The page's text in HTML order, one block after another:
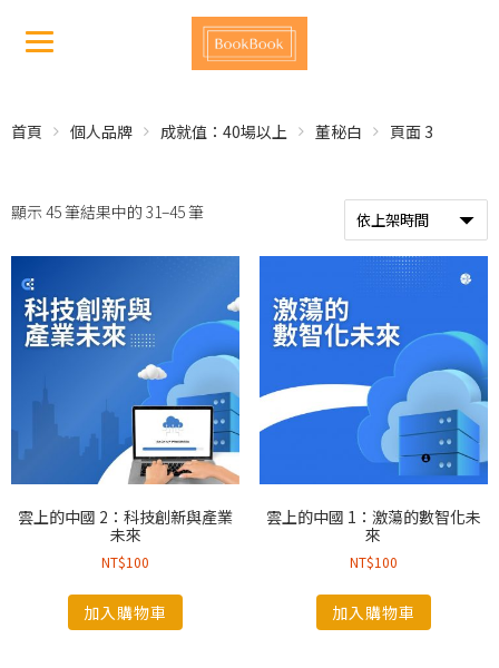
首頁 個人品牌 成就值：40場以上 董秘白 頁面 3
顯示 45 筆結果中的 31–45 筆
雲上的中國 2：科技創新與產業
未來
NT$100
加入購物車
雲上的中國 1：激蕩的數智化未
來
NT$100
加入購物車